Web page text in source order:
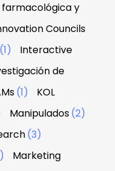
y
Councils
(1)
Interactive
de
(1)
KOL
Manipulados(2)
(3)
Marketing